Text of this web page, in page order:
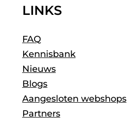
LINKS
FAQ
Kennisbank
Nieuws
Blogs
Aangesloten webshops
Partners